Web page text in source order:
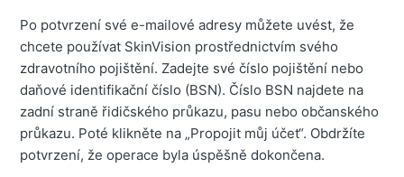
Po potvrzení své e-mailové adresy můžete uvést, že
chcete používat SkinVision prostřednictvím svého
zdravotního pojištění. Zadejte své číslo pojištění nebo
daňové identifikační číslo (BSN). Číslo BSN najdete na
zadní straně řidičského průkazu, pasu nebo občanského
průkazu. Poté klikněte na „Propojit můj účet“. Obdržíte
potvrzení, že operace byla úspěšně dokončena.